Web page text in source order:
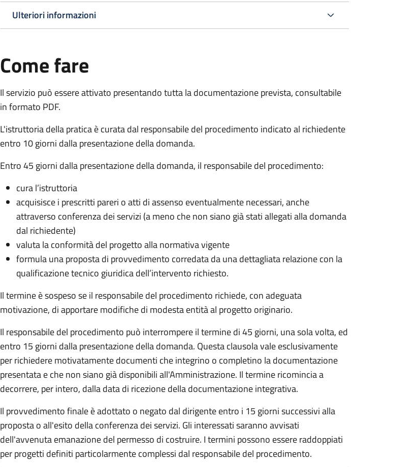
Ulteriori informazioni
Come fare
Il servizio può essere attivato presentando tutta la documentazione prevista, consultabile
in formato PDF.
L'istruttoria della pratica è curata dal responsabile del procedimento indicato al richiedente
entro 10 giorni dalla presentazione della domanda.
Entro 45 giorni dalla presentazione della domanda, il responsabile del procedimento:
cura l’istruttoria
acquisisce i prescritti pareri o atti di assenso eventualmente necessari, anche
attraverso conferenza dei servizi (a meno che non siano già stati allegati alla domanda
dal richiedente)
valuta la conformità del progetto alla normativa vigente
formula una proposta di provvedimento corredata da una dettagliata relazione con la
qualificazione tecnico giuridica dell’intervento richiesto.
Il termine è sospeso se il responsabile del procedimento richiede, con adeguata
motivazione, di apportare modifiche di modesta entità al progetto originario.
Il responsabile del procedimento può interrompere il termine di 45 giorni, una sola volta, ed
entro 15 giorni dalla presentazione della domanda. Questa clausola vale esclusivamente
per richiedere motivatamente documenti che integrino o completino la documentazione
presentata e che non siano già disponibili all'Amministrazione. Il termine ricomincia a
decorrere, per intero, dalla data di ricezione della documentazione integrativa.
Il provvedimento finale è adottato o negato dal dirigente entro i 15 giorni successivi alla
proposta o all'esito della conferenza dei servizi. Gli interessati saranno avvisati
dell'avvenuta emanazione del permesso di costruire. I termini possono essere raddoppiati
per progetti definiti particolarmente complessi dal responsabile del procedimento.